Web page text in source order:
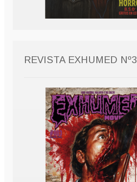
REVISTA EXHUMED Nº3